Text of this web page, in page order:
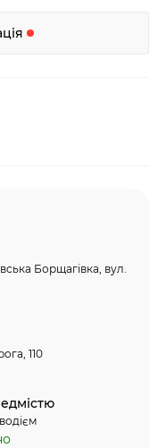
Борщагівка, вул.
110